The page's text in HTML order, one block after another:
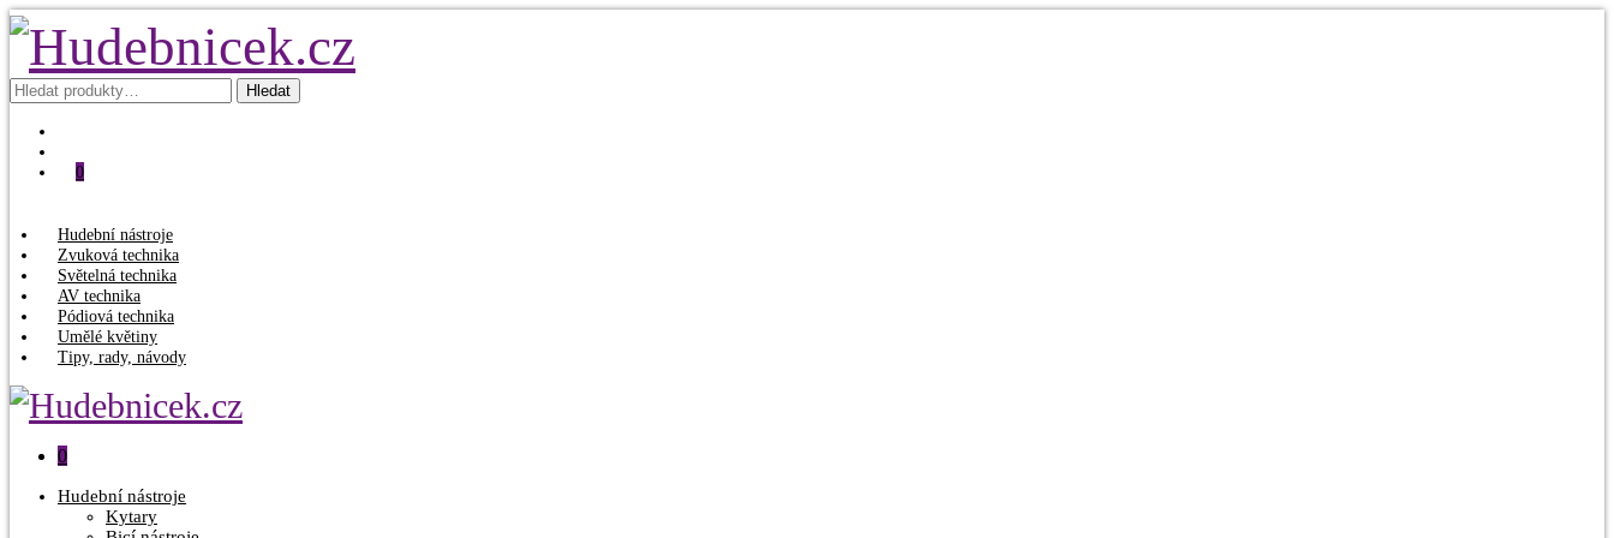
Hledat: Hledat
0
Hudební nástroje
Zvuková technika
Světelná technika
AV technika
Pódiová technika
Umělé květiny
Tipy, rady, návody
0
Hudební nástroje
Kytary